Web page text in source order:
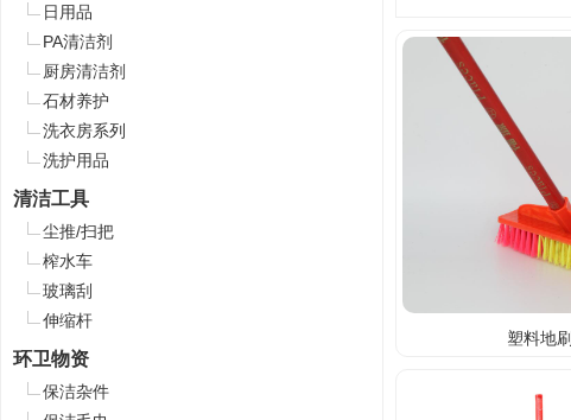
塑料地刷
日用品
PA清洁剂
厨房清洁剂
石材养护
洗衣房系列
洗护用品
清洁工具
尘推/扫把
榨水车
玻璃刮
伸缩杆
环卫物资
保洁杂件